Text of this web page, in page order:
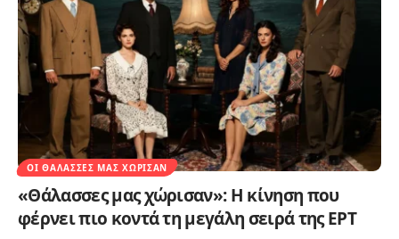
ΟΙ ΘΆΛΑΣΣΕΣ ΜΑΣ ΧΏΡΙΣΑΝ
«Θάλασσες μας χώρισαν»: Η κίνηση που
φέρνει πιο κοντά τη μεγάλη σειρά της ΕΡΤ